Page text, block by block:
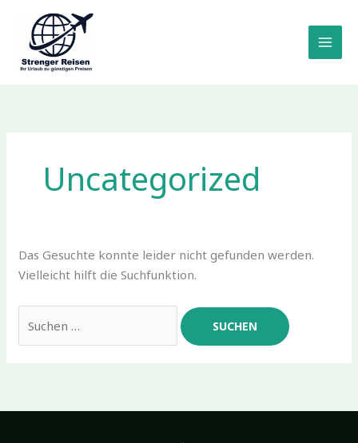
Inhalt
springen
Uncategorized
Das Gesuchte konnte leider nicht gefunden werden.
Vielleicht hilft die Suchfunktion.
nach: